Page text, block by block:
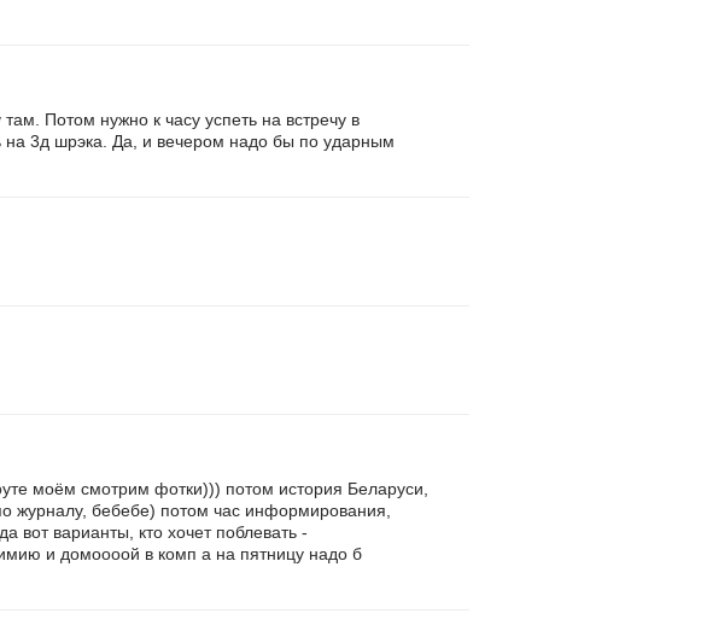
Потом нужно к часу успеть на встречу в
на 3д шрэка. Да, и вечером надо бы по ударным
моём смотрим фотки))) потом история Беларуси,
журналу, бебебе) потом час информирования,
вот варианты, кто хочет поблевать -
и домоооой в комп а на пятницу надо б